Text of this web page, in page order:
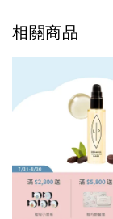
相關商品